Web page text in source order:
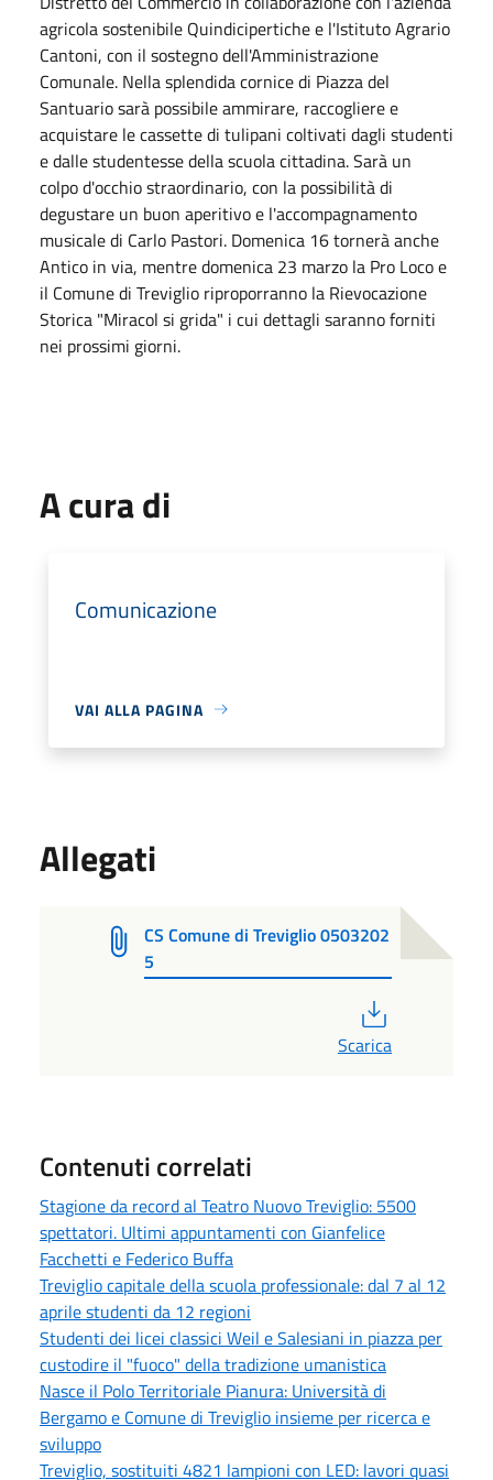
agricola sostenibile Quindicipertiche e l'Istituto Agrario
Cantoni, con il sostegno dell'Amministrazione
Comunale. Nella splendida cornice di Piazza del
Santuario sarà possibile ammirare, raccogliere e
acquistare le cassette di tulipani coltivati dagli studenti
e dalle studentesse della scuola cittadina. Sarà un
colpo d'occhio straordinario, con la possibilità di
degustare un buon aperitivo e l'accompagnamento
musicale di Carlo Pastori. Domenica 16 tornerà anche
Antico in via, mentre domenica 23 marzo la Pro Loco e
il Comune di Treviglio riproporranno la Rievocazione
Storica "Miracol si grida" i cui dettagli saranno forniti
nei prossimi giorni.
A cura di
Comunicazione
VAI ALLA PAGINA
Allegati
CS Comune di Treviglio 0503202
5
Scarica
Contenuti correlati
Stagione da record al Teatro Nuovo Treviglio: 5500
spettatori. Ultimi appuntamenti con Gianfelice
Facchetti e Federico Buffa
Treviglio capitale della scuola professionale: dal 7 al 12
aprile studenti da 12 regioni
Studenti dei licei classici Weil e Salesiani in piazza per
custodire il "fuoco" della tradizione umanistica
Nasce il Polo Territoriale Pianura: Università di
Bergamo e Comune di Treviglio insieme per ricerca e
sviluppo
Treviglio, sostituiti 4821 lampioni con LED: lavori quasi